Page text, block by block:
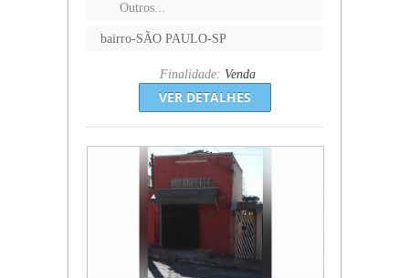
Outros...
bairro-SÃO PAULO-SP
Finalidade: Venda
VER DETALHES